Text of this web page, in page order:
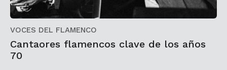
VOCES DEL FLAMENCO
Cantaores flamencos clave de los años
70